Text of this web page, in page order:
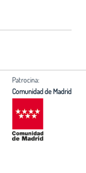
Patrocina:
Comunidad de Madrid